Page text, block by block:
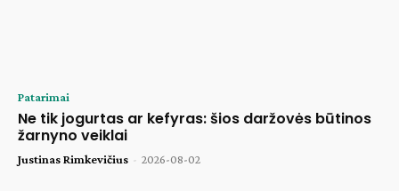
Patarimai
Ne tik jogurtas ar kefyras: šios daržovės būtinos
žarnyno veiklai
Justinas Rimkevičius - 2026-08-02